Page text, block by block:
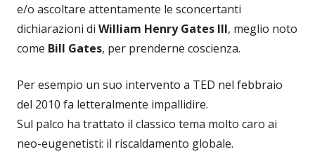
e/o ascoltare attentamente le sconcertanti
dichiarazioni di William Henry Gates III, meglio noto
come Bill Gates, per prenderne coscienza.
Per esempio un suo intervento a TED nel febbraio
del 2010 fa letteralmente impallidire.
Sul palco ha trattato il classico tema molto caro ai
neo-eugenetisti: il riscaldamento globale.